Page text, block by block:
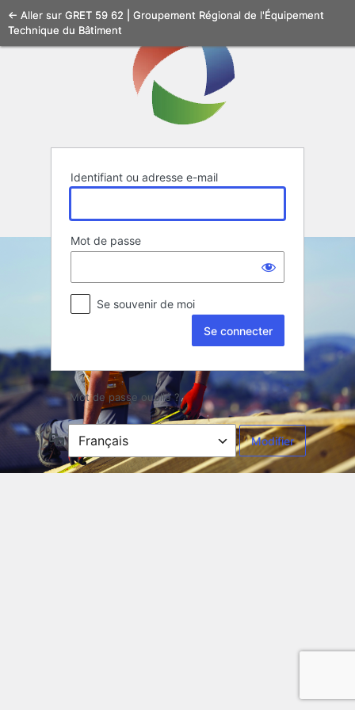
Se
connecter
Identifiant ou adresse e-mail
Mot de passe
Se souvenir de moi
Mot de passe oublié ?
← Aller sur GRET 59 62 | Groupement Régional de l'Équipement
Technique du Bâtiment
Langue